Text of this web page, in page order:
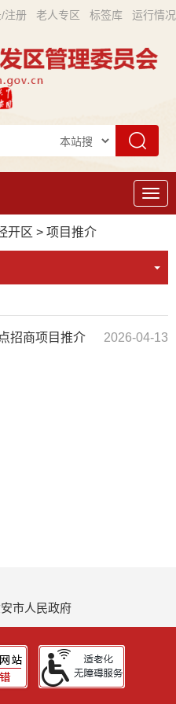
注册 老人专区 标签库 运行情况
导
航
开区 > 项目推介
招商项目推介 2026-04-13
市人民政府